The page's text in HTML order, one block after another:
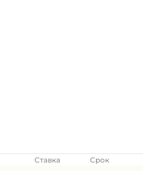
Ставка Срок